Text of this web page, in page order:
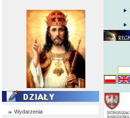
Wydarzenia